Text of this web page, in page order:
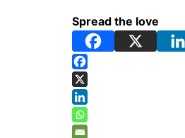
Spread the love